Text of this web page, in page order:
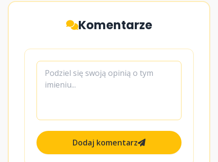
Komentarze
Dodaj komentarz